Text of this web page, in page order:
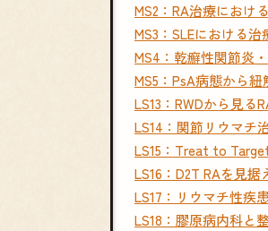
MS2：RA治療におけ
MS3：SLEにおける
MS4：乾癬性関節炎
MS5：PsA病態から
LS13：RWDから見る
LS14：関節リウマチ
LS15：Treat to
LS16：D2T RAを見
LS17：リウマチ性疾
LS18：膠原病内科と